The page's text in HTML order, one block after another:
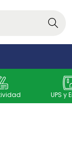
Buscar
UPS y